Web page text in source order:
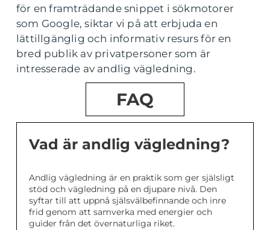
för en framträdande snippet i sökmotorer
som Google, siktar vi på att erbjuda en
lättillgänglig och informativ resurs för en
bred publik av privatpersoner som är
intresserade av andlig vägledning.
FAQ
Vad är andlig vägledning?
Andlig vägledning är en praktik som ger själsligt
stöd och vägledning på en djupare nivå. Den
syftar till att uppnå själsvälbefinnande och inre
frid genom att samverka med energier och
guider från det övernaturliga riket.